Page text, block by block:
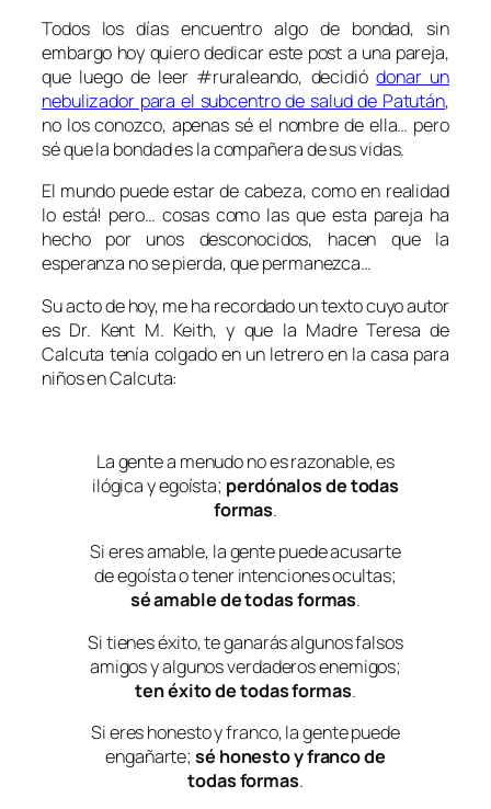
Todos los días encuentro algo de bondad, sin
embargo hoy quiero dedicar este post a una pareja,
que luego de leer #ruraleando, decidiódonar un
nebulizador para el subcentro de salud de Patután,
no los conozco, apenas sé el nombre de ella… pero
sé que la bondad es la compañera de sus vidas.
El mundo puede estar de cabeza, como en realidad
lo está! pero… cosas como las que esta pareja ha
hecho por unos desconocidos, hacen que la
esperanza no se pierda, que permanezca…
Su acto de hoy, me ha recordado un texto cuyo autor
es Dr. Kent M. Keith, y que la Madre Teresa de
Calcuta tenía colgado en un letrero en la casa para
niños en Calcuta:
La gente a menudo no es razonable, es
ilógica y egoísta; perdónalos de todas
formas.
Si eres amable, la gente puede acusarte
de egoísta o tener intenciones ocultas;
sé amable de todas formas.
Si tienes éxito, te ganarás algunos falsos
amigos y algunos verdaderos enemigos;
ten éxito de todas formas.
Si eres honesto y franco, la gente puede
engañarte;sé honesto y franco de
todas formas.